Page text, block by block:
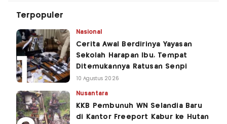
Terpopuler
Nasional
Cerita Awal Berdirinya Yayasan
Sekolah Harapan Ibu, Tempat
Ditemukannya Ratusan Senpi
10 Agustus 2026
Nusantara
KKB Pembunuh WN Selandia Baru
di Kantor Freeport Kabur ke Hutan